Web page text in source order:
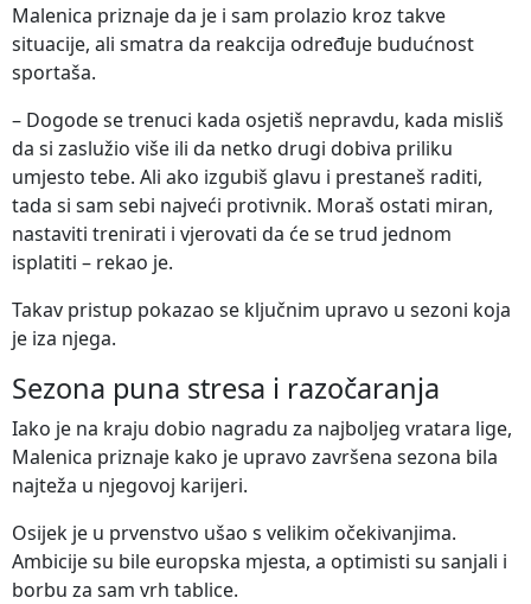
Malenica priznaje da je i sam prolazio kroz takve
situacije, ali smatra da reakcija određuje budućnost
sportaša.
– Dogode se trenuci kada osjetiš nepravdu, kada misliš
da si zaslužio više ili da netko drugi dobiva priliku
umjesto tebe. Ali ako izgubiš glavu i prestaneš raditi,
tada si sam sebi najveći protivnik. Moraš ostati miran,
nastaviti trenirati i vjerovati da će se trud jednom
isplatiti – rekao je.
Takav pristup pokazao se ključnim upravo u sezoni koja
je iza njega.
Sezona puna stresa i razočaranja
Iako je na kraju dobio nagradu za najboljeg vratara lige,
Malenica priznaje kako je upravo završena sezona bila
najteža u njegovoj karijeri.
Osijek je u prvenstvo ušao s velikim očekivanjima.
Ambicije su bile europska mjesta, a optimisti su sanjali i
borbu za sam vrh tablice.